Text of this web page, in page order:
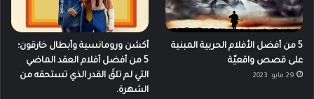
5 من أفضل الأفلام الحربية المبنية
على قصص واقعيّة
29 مايو، 2023
أكشن ورومانسية وأبطال خارقون؛
5 من أفضل أفلام العقد الماضي
التي لم تلقَ القدر الذي تستحقه من
الشهرة.